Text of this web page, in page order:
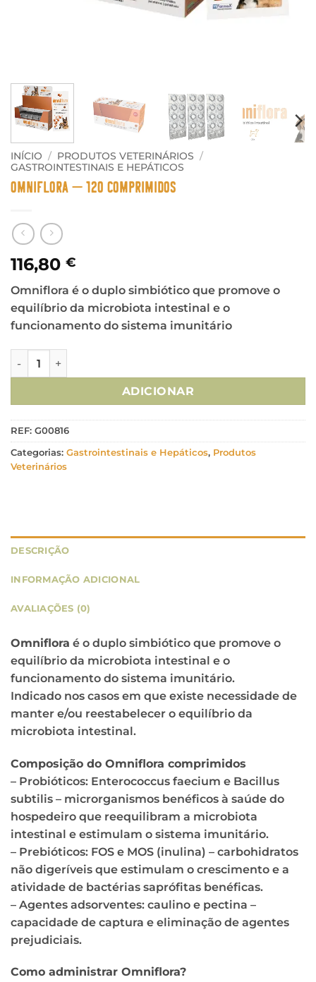
INÍCIO / PRODUTOS VETERINÁRIOS /
GASTROINTESTINAIS E HEPÁTICOS
Omniflora – 120 Comprimidos
116,80 €
Omniflora é o duplo simbiótico que promove o
equilíbrio da microbiota intestinal e o
funcionamento do sistema imunitário
Quantidade de Omniflora - 120 Comprimidos
ADICIONAR
REF: G00816
Categorias: Gastrointestinais e Hepáticos, Produtos
Veterinários
DESCRIÇÃO
INFORMAÇÃO ADICIONAL
AVALIAÇÕES (0)
Omniflora é o duplo simbiótico que promove o
equilíbrio da microbiota intestinal e o
funcionamento do sistema imunitário.
Indicado nos casos em que existe necessidade de
manter e/ou reestabelecer o equilíbrio da
microbiota intestinal.
Composição do Omniflora comprimidos
– Probióticos: Enterococcus faecium e Bacillus
subtilis – microrganismos benéficos à saúde do
hospedeiro que reequilibram a microbiota
intestinal e estimulam o sistema imunitário.
– Prebióticos: FOS e MOS (inulina) – carbohidratos
não digeríveis que estimulam o crescimento e a
atividade de bactérias saprófitas benéficas.
– Agentes adsorventes: caulino e pectina –
capacidade de captura e eliminação de agentes
prejudiciais.
Como administrar Omniflora?